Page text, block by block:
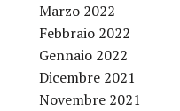
Marzo 2022
Febbraio 2022
Gennaio 2022
Dicembre 2021
Novembre 2021